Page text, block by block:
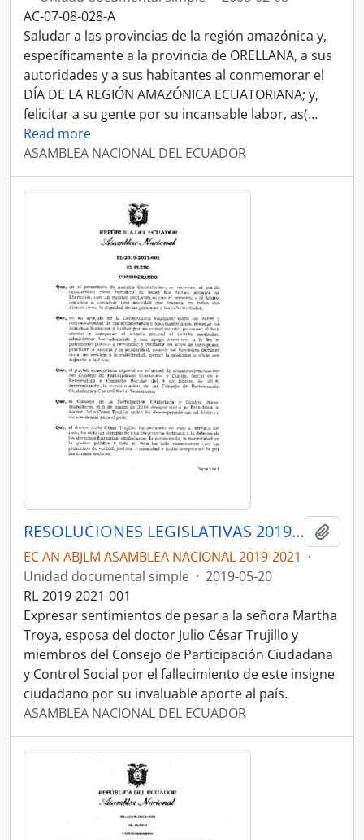
AC-07-08-028-A
Saludar a las provincias de la región amazónica y,
específicamente a la provincia de ORELLANA, a sus
autoridades y a sus habitantes al conmemorar el
DÍA DE LA REGIÓN AMAZÓNICA ECUATORIANA; y,
felicitar a su gente por su incansable labor, as(…
Read more
ASAMBLEA NACIONAL DEL ECUADOR
RESOLUCIONES LEGISLATIVAS 2019-2021
EC AN ABJLM ASAMBLEA NACIONAL 2019-2021 ·
Unidad documental simple · 2019-05-20
RL-2019-2021-001
Expresar sentimientos de pesar a la señora Martha
Troya, esposa del doctor Julio César Trujillo y
miembros del Consejo de Participación Ciudadana
y Control Social por el fallecimiento de este insigne
ciudadano por su invaluable aporte al país.
ASAMBLEA NACIONAL DEL ECUADOR